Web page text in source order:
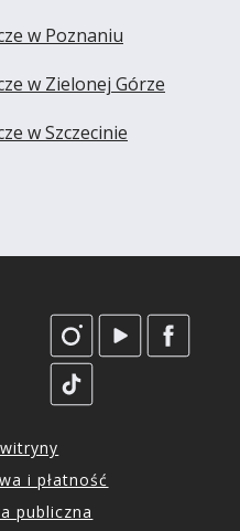
w Poznaniu
w Zielonej Górze
w Szczecinie
i płatność
publiczna